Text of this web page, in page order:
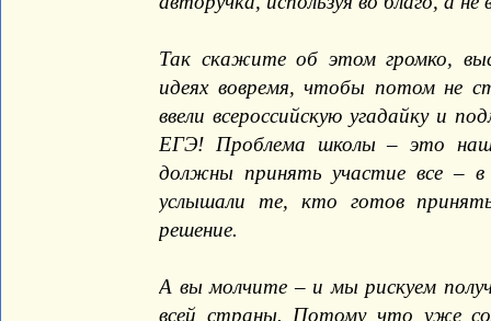
Так скажите об этом громко,
идеях вовремя, чтобы потом не
ввели всероссийскую угадайку и
ЕГЭ! Проблема школы – это
должны принять участие все –
услышали те, кто готов
решение.
А вы молчите – и мы рискуем
всей страны. Потому что уже